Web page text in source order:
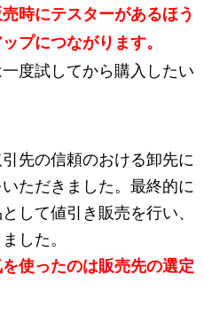
売時にテスターがあるほう
プにつながります。
度試してから購入したい
先の信頼のおける卸先に
ただきました。最終的に
して値引き販売を行い、
した。
使ったのは販売先の選定